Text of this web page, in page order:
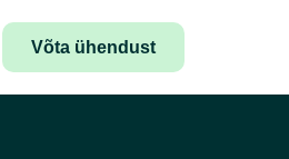
Võta ühendust